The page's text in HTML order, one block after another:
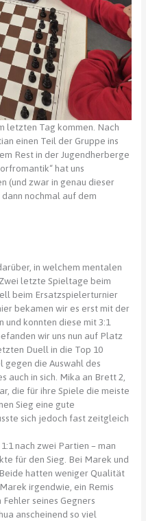
letzten Tag kommen. Nach
einen Teil der Gruppe ins
Rest in der Jugendherberge
hat uns
(und zwar in genau dieser
nochmal auf dem
in welchem mentalen
letzte Spieltage beim
beim Ersatzspielerturnier
bekamen wir es erst mit der
konnten diese mit 3:1
wir uns nun auf Platz
Duell in die Top 10
gegen die Auswahl des
auch in sich. Mika an Brett 2,
die für ihre Spiele die meiste
Sieg eine gute
sich jedoch fast zeitgleich
nach zwei Partien – man
für den Sieg. Bei Marek und
hatten weniger Qualität
irgendwie, ein Remis
seines Gegners
anscheinend so viel